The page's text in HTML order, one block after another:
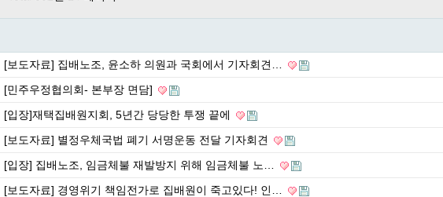
[보도자료] 집배노조, 윤소하 의원과 국회에서 기자회견…
[민주우정협의회- 본부장 면담]
[입장]재택집배원지회, 5년간 당당한 투쟁 끝에
[보도자료] 별정우체국법 폐기 서명운동 전달 기자회견
[입장] 집배노조, 임금체불 재발방지 위해 임금체불 노…
[보도자료] 경영위기 책임전가로 집배원이 죽고있다! 인…